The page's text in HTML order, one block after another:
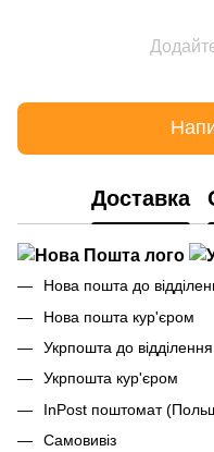
Доставка
Нова пошта до
Нова пошта кур'єром
Укрпошта до відділення
Укрпошта кур'єром
InPost поштомат
Самовивіз